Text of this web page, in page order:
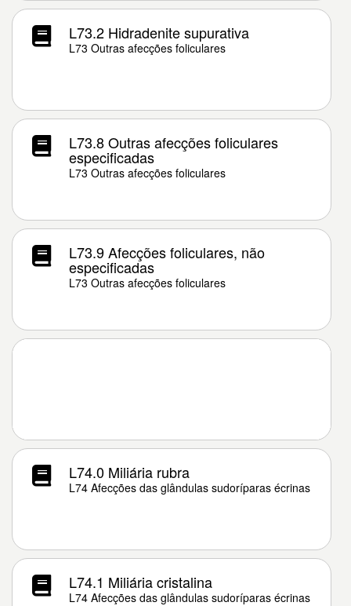
L73.2 Hidradenite supurativa
L73 Outras afecções foliculares
L73.8 Outras afecções foliculares
especificadas
L73 Outras afecções foliculares
L73.9 Afecções foliculares, não
especificadas
L73 Outras afecções foliculares
L74.0 Miliária rubra
L74 Afecções das glândulas sudoríparas écrinas
L74.1 Miliária cristalina
L74 Afecções das glândulas sudoríparas écrinas